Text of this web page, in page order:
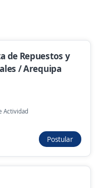
de Repuestos y
/ Arequipa
Actividad
Postular